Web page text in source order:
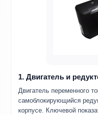
1. Двигатель и
Двигатель переменного
самоблокирующийся
корпусе. Ключевой